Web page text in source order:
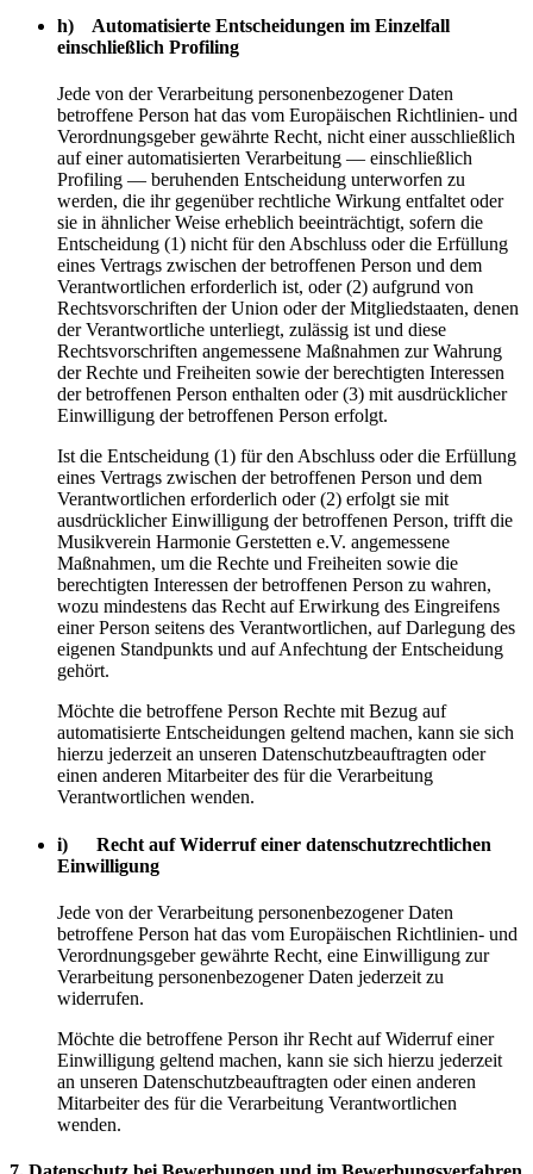
h) Automatisierte Entscheidungen im Einzelfall
einschließlich Profiling
Jede von der Verarbeitung personenbezogener Daten
betroffene Person hat das vom Europäischen Richtlinien- und
Verordnungsgeber gewährte Recht, nicht einer ausschließlich
auf einer automatisierten Verarbeitung — einschließlich
Profiling — beruhenden Entscheidung unterworfen zu
werden, die ihr gegenüber rechtliche Wirkung entfaltet oder
sie in ähnlicher Weise erheblich beeinträchtigt, sofern die
Entscheidung (1) nicht für den Abschluss oder die Erfüllung
eines Vertrags zwischen der betroffenen Person und dem
Verantwortlichen erforderlich ist, oder (2) aufgrund von
Rechtsvorschriften der Union oder der Mitgliedstaaten, denen
der Verantwortliche unterliegt, zulässig ist und diese
Rechtsvorschriften angemessene Maßnahmen zur Wahrung
der Rechte und Freiheiten sowie der berechtigten Interessen
der betroffenen Person enthalten oder (3) mit ausdrücklicher
Einwilligung der betroffenen Person erfolgt.
Ist die Entscheidung (1) für den Abschluss oder die Erfüllung
eines Vertrags zwischen der betroffenen Person und dem
Verantwortlichen erforderlich oder (2) erfolgt sie mit
ausdrücklicher Einwilligung der betroffenen Person, trifft die
Musikverein Harmonie Gerstetten e.V. angemessene
Maßnahmen, um die Rechte und Freiheiten sowie die
berechtigten Interessen der betroffenen Person zu wahren,
wozu mindestens das Recht auf Erwirkung des Eingreifens
einer Person seitens des Verantwortlichen, auf Darlegung des
eigenen Standpunkts und auf Anfechtung der Entscheidung
gehört.
Möchte die betroffene Person Rechte mit Bezug auf
automatisierte Entscheidungen geltend machen, kann sie sich
hierzu jederzeit an unseren Datenschutzbeauftragten oder
einen anderen Mitarbeiter des für die Verarbeitung
Verantwortlichen wenden.
i) Recht auf Widerruf einer datenschutzrechtlichen
Einwilligung
Jede von der Verarbeitung personenbezogener Daten
betroffene Person hat das vom Europäischen Richtlinien- und
Verordnungsgeber gewährte Recht, eine Einwilligung zur
Verarbeitung personenbezogener Daten jederzeit zu
widerrufen.
Möchte die betroffene Person ihr Recht auf Widerruf einer
Einwilligung geltend machen, kann sie sich hierzu jederzeit
an unseren Datenschutzbeauftragten oder einen anderen
Mitarbeiter des für die Verarbeitung Verantwortlichen
wenden.